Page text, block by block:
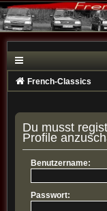
French-Classics
Du musst
Profile
Benutzername:
Passwort: